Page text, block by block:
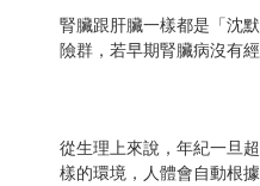
腎臟跟肝臟一樣都是「沈
險群，若早期腎臟病沒有
從生理上來說，年紀一旦
樣的環境，人體會自動根